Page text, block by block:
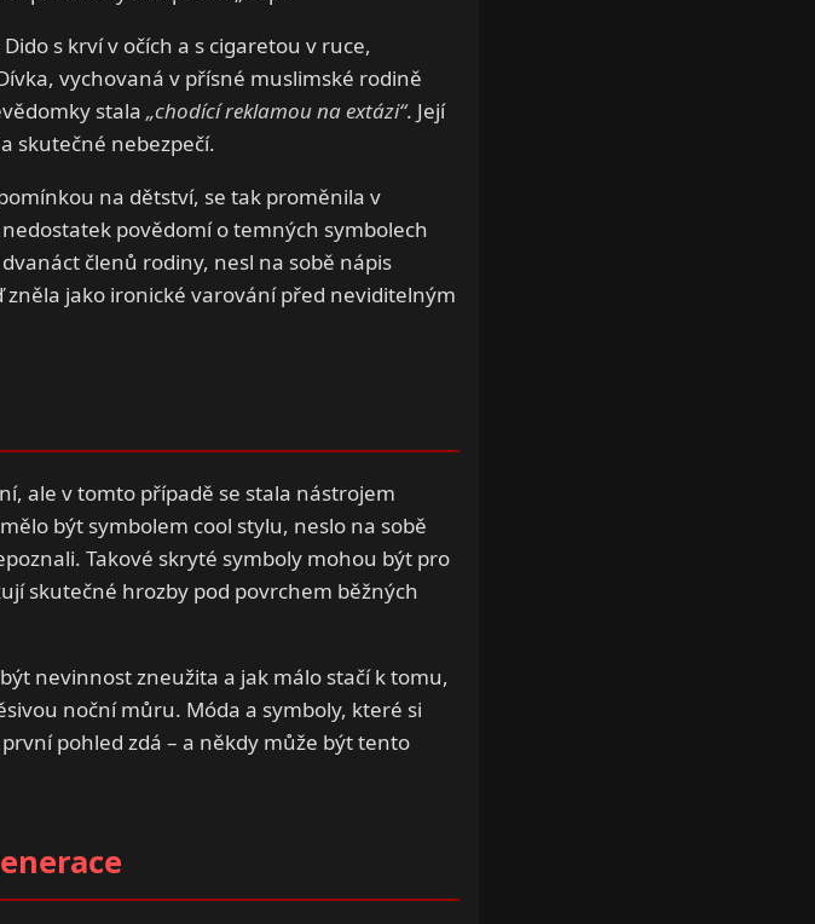
s krví v očích a s cigaretou v ruce,
vychovaná v přísné muslimské rodině
stala „chodící reklamou na extázi“. Její
skutečné nebezpečí.
na dětství, se tak proměnila v
povědomí o temných symbolech
členů rodiny, nesl na sobě nápis
jako ironické varování před neviditelným
ale v tomto případě se stala nástrojem
být symbolem cool stylu, neslo na sobě
Takové skryté symboly mohou být pro
skutečné hrozby pod povrchem běžných
nevinnost zneužita a jak málo stačí k tomu,
noční můru. Móda a symboly, které si
pohled zdá – a někdy může být tento